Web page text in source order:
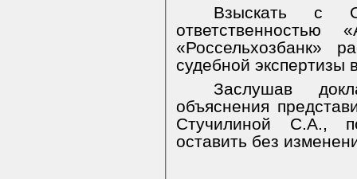
Взыскать с
«Россельхозбанк»
судебной экспертизы
Заслушав
объяснения
Стучилиной С.А.,
оставить без